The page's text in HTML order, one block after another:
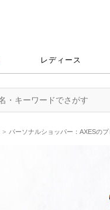
レディース
パーソナルショッパー：AXESの